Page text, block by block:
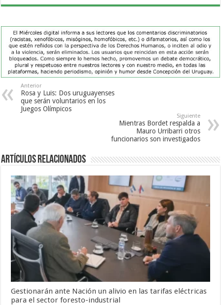
Anterior
Rosa y Luis: Dos uruguayenses
que serán voluntarios en los
Juegos Olímpicos
Siguiente
Mientras Bordet respalda a
Mauro Urribarri otros
funcionarios son investigados
Artículos Relacionados
Gestionarán ante Nación un alivio en las tarifas eléctricas
para el sector foresto-industrial